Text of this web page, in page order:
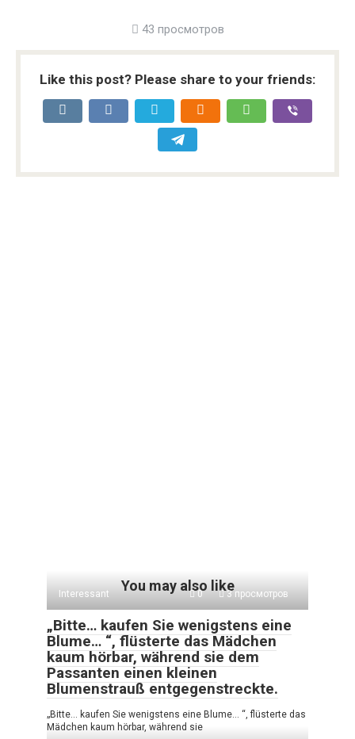
43 просмотров
Like this post? Please share to your friends:
You may also like
Interessant 0 3 просмотров
„Bitte… kaufen Sie wenigstens eine
Blume… “, flüsterte das Mädchen
kaum hörbar, während sie dem
Passanten einen kleinen
Blumenstrauß entgegenstreckte.
„Bitte… kaufen Sie wenigstens eine Blume… “, flüsterte das
Mädchen kaum hörbar, während sie